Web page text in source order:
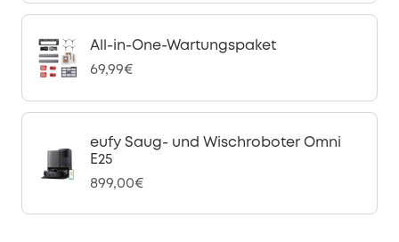
All-in-One-Wartungspaket
69,99€
eufy Saug- und Wischroboter Omni
E25
899,00€